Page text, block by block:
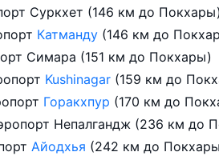
Суркхет, аэропорт Суркхет (146 км до Покхары)
Катманду (146 км до
Симара, аэропорт Симара (151 км до Покхары)
Kushinagar (159 км до
Горакхпур (170 км до
Непалгандж, аэропорт
Айодхья (242 км до